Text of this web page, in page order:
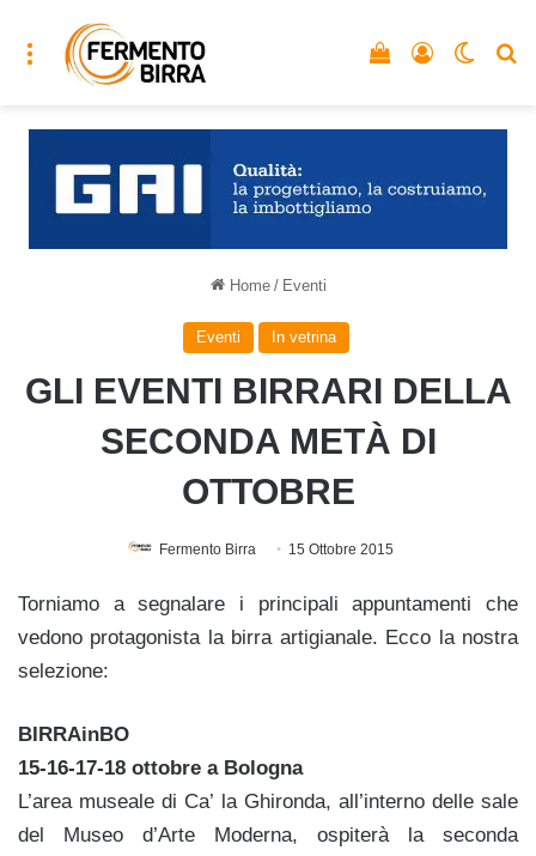
Menu Accedi
Vedi il carrello
Home / Eventi
Eventi In vetrina
GLI EVENTI BIRRARI DELLA
SECONDA METÀ DI
OTTOBRE
Fermento Birra 15 Ottobre 2015
Torniamo a segnalare i principali appuntamenti che
vedono protagonista la birra artigianale. Ecco la nostra
selezione:
BIRRAinBO
15-16-17-18 ottobre a Bologna
L’area museale di Ca’ la Ghironda, all’interno delle sale
del Museo d’Arte Moderna, ospiterà la seconda